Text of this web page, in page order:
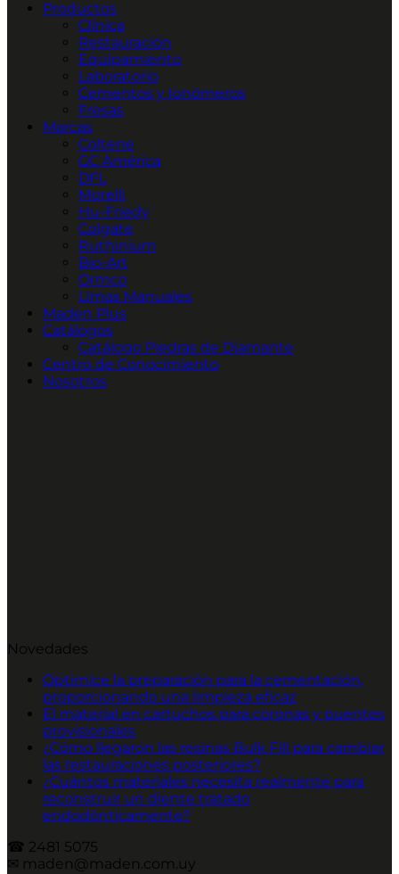
Productos
Clínica
Restauración
Equipamiento
Laboratorio
Cementos y Ionómeros
Fresas
Marcas
Coltene
GC América
DFL
Morelli
Hu-Friedy
Colgate
Ruthinium
Bio-Art
Ormco
Limas Manuales
Maden Plus
Catálogos
Catálogo Piedras de Diamante
Centro de Conocimiento
Nosotros
Novedades
Optimice la preparación para la cementación,
proporcionando una limpieza eficaz
El material en cartuchos para coronas y puentes
provisionales
¿Cómo llegaron las resinas Bulk Fill para cambiar
las restauraciones posteriores?
¿Cuántos materiales necesita realmente para
reconstruir un diente tratado
endodónticamente?
☎︎ 2481 5075
✉︎ maden@maden.com.uy